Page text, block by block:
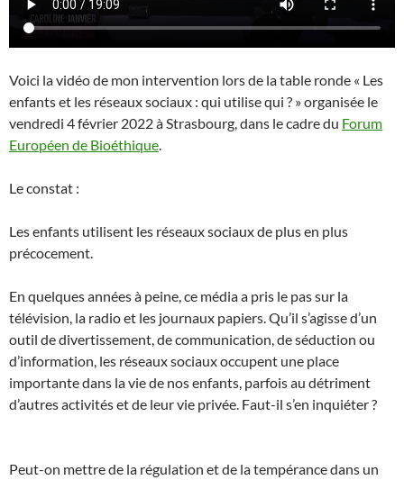
Voici la vidéo de mon intervention lors de la table ronde « Les
enfants et les réseaux sociaux : qui utilise qui ? » organisée le
vendredi 4 février 2022 à Strasbourg, dans le cadre du Forum
Européen de Bioéthique
Le constat :
Les enfants utilisent les réseaux sociaux de plus en plus
précocement.
En quelques années à peine, ce média a pris le pas sur la
télévision, la radio et les journaux papiers. Qu’il s’agisse d’un
outil de divertissement, de communication, de séduction ou
d’information, les réseaux sociaux occupent une place
importante dans la vie de nos enfants, parfois au détriment
d’autres activités et de leur vie privée. Faut-il s’en inquiéter ?
Peut-on mettre de la régulation et de la tempérance dans un